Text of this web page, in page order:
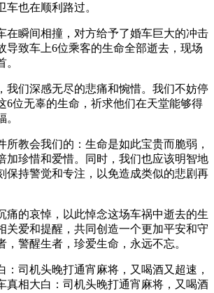
车也在顺利路过。
在瞬间相撞，对方给予了婚车巨大的冲击
导致车上6位乘客的生命全部逝去，现场
我们深感无尽的悲痛和惋惜。我们不妨停
6位无辜的生命，祈求他们在天堂能够得
所教会我们的：生命是如此宝贵而脆弱，
加珍惜和爱惜。同时，我们也应该明智地
保持警觉和专注，以免造成类似的悲剧再
痛的哀悼，以此悼念这场车祸中逝去的生
关爱和提醒，共同创造一个更加平安和守
，警醒生者，珍爱生命，永远不忘。